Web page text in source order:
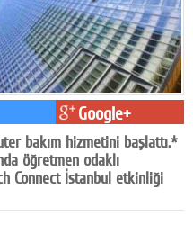
Google+
bakım hizmetini başlattı.*
öğretmen odaklı
Connect İstanbul etkinliği